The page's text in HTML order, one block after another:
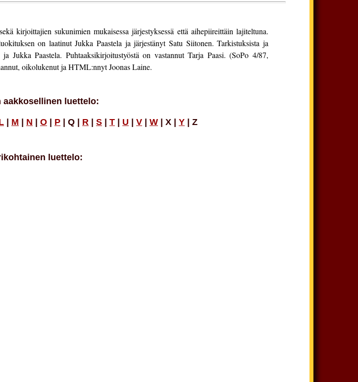
kirjoittajien sukunimien mukaisessa järjestyksessä että aihepiireittäin lajiteltuna.
on laatinut Jukka Paastela ja järjestänyt Satu Siitonen. Tarkistuksista ja
Jukka Paastela. Puhtaaksikirjoitustyöstä on vastannut Tarja Paasi. (SoPo 4/87,
oikolukenut ja HTML:nnyt Joonas Laine.
aakkosellinen luettelo:
| M | N | O | P | Q | R | S | T | U | V | W | X | Y | Z
luettelo: